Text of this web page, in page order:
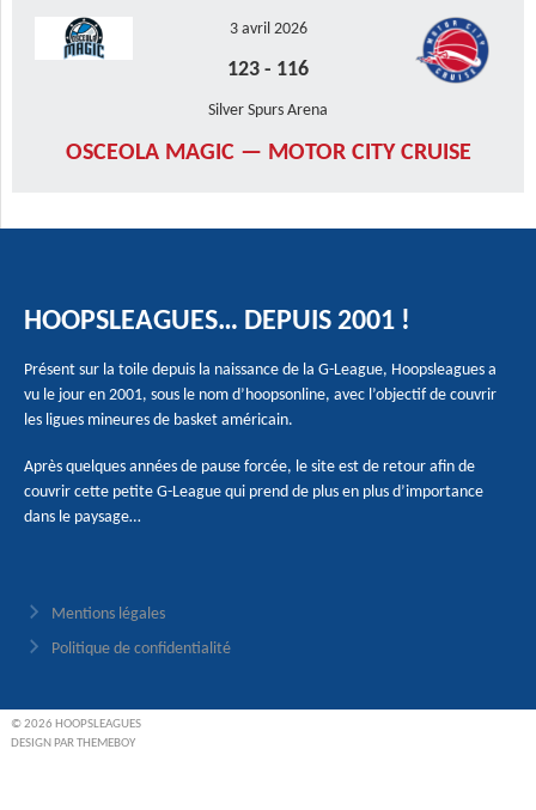
3 avril 2026
123 - 116
Silver Spurs Arena
OSCEOLA MAGIC — MOTOR CITY CRUISE
HOOPSLEAGUES… DEPUIS 2001 !
Présent sur la toile depuis la naissance de la G-League, Hoopsleagues a
vu le jour en 2001, sous le nom d’hoopsonline, avec l’objectif de couvrir
les ligues mineures de basket américain.
Après quelques années de pause forcée, le site est de retour afin de
couvrir cette petite G-League qui prend de plus en plus d’importance
dans le paysage…
Mentions légales
Politique de confidentialité
© 2026 HOOPSLEAGUES
DESIGN PAR THEMEBOY